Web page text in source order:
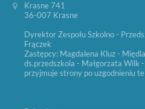
Krasne 741
36-007 Krasne
Dyrektor Zespołu Szkolno -
Frączek
Zastępcy: Magdalena Kluz -
ds.przedszkola - Małgorzata Wilk -
przyjmuje strony po uzgodnieniu